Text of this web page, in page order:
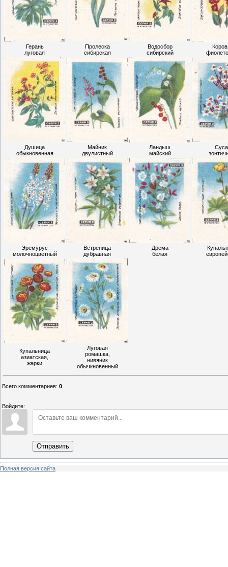
Герань
луговая
Пролеска
сибирская
Водосбор
сибирский
Душица
обыкновенная
Майник
двулистный
Ландыш
майский
Эремурус
молочноцветный
Ветреница
дубравная
Дрема
белая
Купальница
азиатская,
жарки
Луговая
ромашка,
нивяник
обычкновенный
Всего комментариев: 0
Войдите:
Отправить
Полная версия сайта